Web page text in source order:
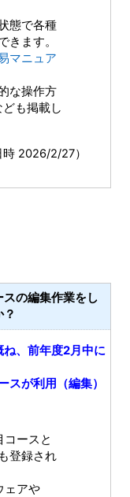
態で各種
きます。
マニュア
な操作方
も掲載し
時 2026/2/27）
の編集作業をし
、前年度2月中に
が利用（編集）
ースと
登録され
ェアや